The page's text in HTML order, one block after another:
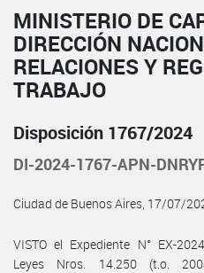
MINISTERIO DE
DIRECCIÓN
RELACIONES Y
TRABAJO
Disposición 1767/2024
DI-2024-1767-APN-
Ciudad de Buenos Aires, 17/07/
VISTO el Expediente N° EX-
Leyes Nros. 14.250 (t.o.